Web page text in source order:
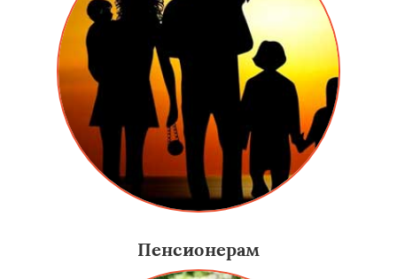
Пенсионерам